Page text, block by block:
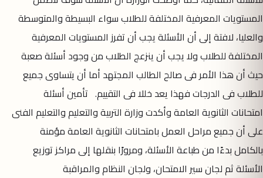
المستويات المعرفية المختلفة للطلاب سواء البسيطة والمتوسطة
والعليا، لافتة إلى أن الأسئلة يجب أن تفرز المستويات المعرفية
المختلفة للطلاب ولا يجب أن ينزعج الطلاب من وجود أسئلة صعبة
حيث أن هذا الأمر فى صالح الطالب المجتهد أما أن يتساوى جميع
للطلاب فى الدرجات فهذا يعد خللا فى التقييم. تأمين أسئلة
امتحانات الثانوية العامة وأكدت وزارة التربية والتعليم والتعليم الفنى
على أن جميع مراحل العمل بامتحانات الثانوية العامة مؤمنة
بالكامل بدءًا من طباعة الأسئلة، ومرورًا بنقلها إلى مراكز توزيع
الأسئلة ثم لجان سير الامتحان، ولجان النظام والمراقبة